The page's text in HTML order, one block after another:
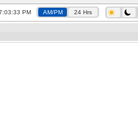
PM AM/PM 24 Hrs